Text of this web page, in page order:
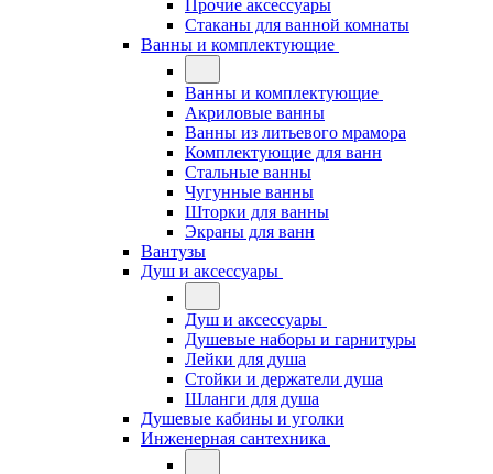
Прочие аксессуары
Стаканы для ванной комнаты
Ванны и комплектующие
Ванны и комплектующие
Акриловые ванны
Ванны из литьевого мрамора
Комплектующие для ванн
Стальные ванны
Чугунные ванны
Шторки для ванны
Экраны для ванн
Вантузы
Душ и аксессуары
Душ и аксессуары
Душевые наборы и гарнитуры
Лейки для душа
Стойки и держатели душа
Шланги для душа
Душевые кабины и уголки
Инженерная сантехника